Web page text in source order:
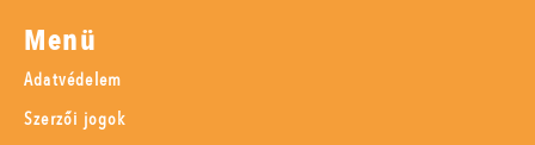
Menü
Adatvédelem
Szerzői jogok